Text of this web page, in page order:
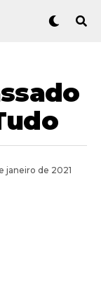
janeiro de 2021